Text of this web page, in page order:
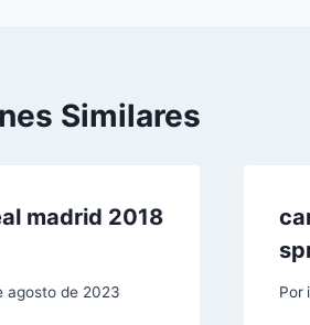
Similares
madrid 2018
agosto de 2023 Por